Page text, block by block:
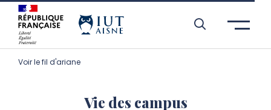
Aller à l’entête de page
Aller au menu principale
Aller au contenu principal
Aller à la recherche
Passer aux cookies
Aller au pied de page
Voir le fil d'ariane
Vie des campus